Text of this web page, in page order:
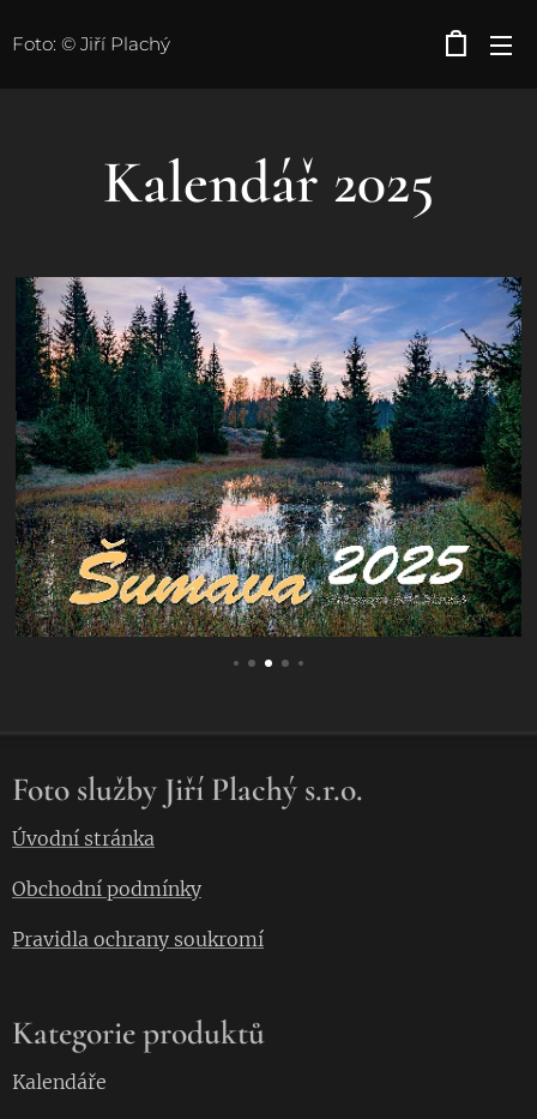
Foto: © Jiří Plachý
Kalendář 2025
Foto služby Jiří Plachý s.r.o.
Úvodní stránka
Obchodní podmínky
Pravidla ochrany soukromí
Kategorie produktů
Kalendáře